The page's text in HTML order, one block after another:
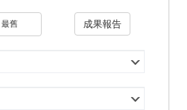
最舊 成果報告